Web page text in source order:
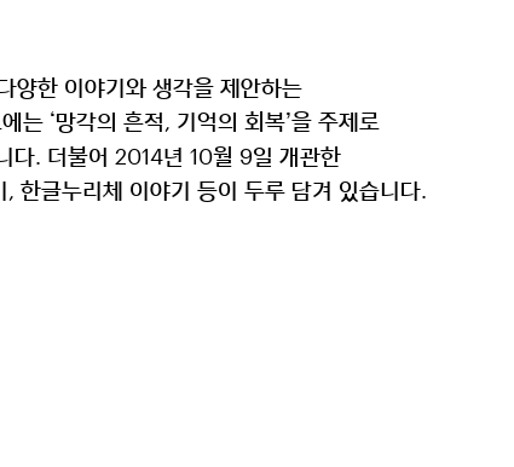
양한 이야기와 생각을 제안하는
는 ‘망각의 흔적, 기억의 회복’을 주제로
다. 더불어 2014년 10월 9일 개관한
한글누리체 이야기 등이 두루 담겨 있습니다.